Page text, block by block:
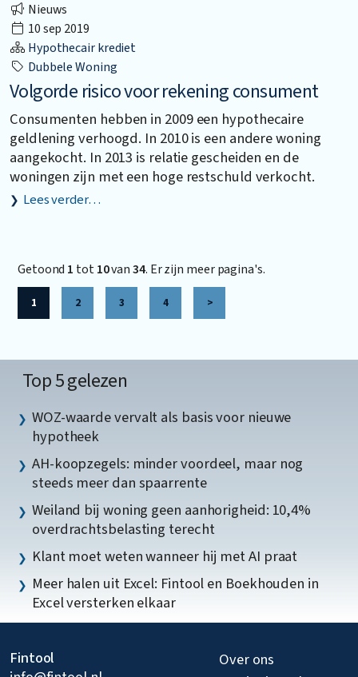
Nieuws
10 sep 2019
Hypothecair krediet
Dubbele Woning
Volgorde risico voor rekening consument
Consumenten hebben in 2009 een hypothecaire
geldlening verhoogd. In 2010 is een andere woning
aangekocht. In 2013 is relatie gescheiden en de
woningen zijn met een hoge restschuld verkocht.
Lees verder…
Getoond 1 tot10van34. Er zijn meer pagina's.
1 2 3 4 >
Top 5 gelezen
WOZ-waarde vervalt als basis voor nieuwe
hypotheek
AH-koopzegels: minder voordeel, maar nog
steeds meer dan spaarrente
Weiland bij woning geen aanhorigheid: 10,4%
overdrachtsbelasting terecht
Klant moet weten wanneer hij met AI praat
Meer halen uit Excel: Fintool en Boekhouden in
Excel versterken elkaar
Fintool
Over ons